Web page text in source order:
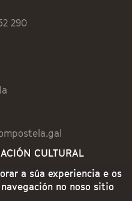
290
CULTURAL
a súa experiencia e os
no noso sitio